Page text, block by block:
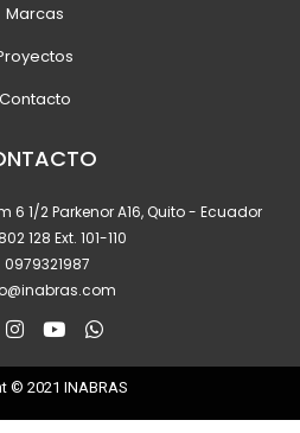
6 1/2 Parkenor A16, Quito - Ecuador
128 Ext. 101-110
0979321987
I
n
s
t
g
Y
o
u
t
b
W
h
a
t
a
Marcas
Contacto
© 2021 INABRAS